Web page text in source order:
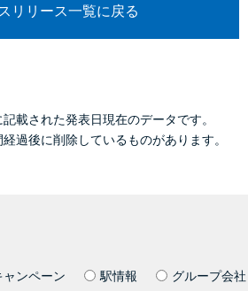
リリース一覧に戻る
載された発表日現在のデータです。
過後に削除しているものがあります。
ンペーン 駅情報 グループ会社